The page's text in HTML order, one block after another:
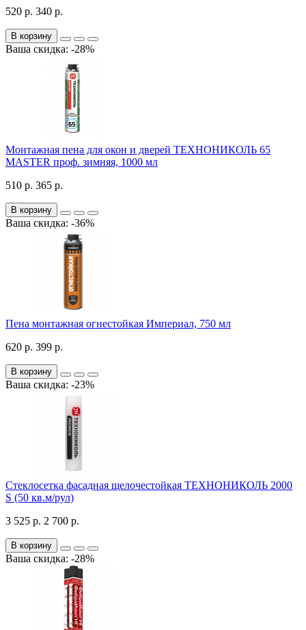
520 р. 340 р.
В корзину
Ваша скидка: -28%
Монтажная пена для окон и дверей ТЕХНОНИКОЛЬ 65
MASTER проф. зимняя, 1000 мл
510 р. 365 р.
В корзину
Ваша скидка: -36%
Пена монтажная огнестойкая Империал, 750 мл
620 р. 399 р.
В корзину
Ваша скидка: -23%
Стеклосетка фасадная щелочестойкая ТЕХНОНИКОЛЬ 2000
S (50 кв.м/рул)
3 525 р. 2 700 р.
В корзину
Ваша скидка: -28%